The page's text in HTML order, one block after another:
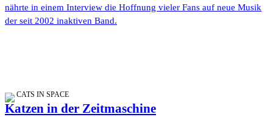
nährte in einem Interview die Hoffnung vieler Fans auf neue Musik
der seit 2002 inaktiven Band.
CATS IN SPACE
Katzen in der Zeitmaschine